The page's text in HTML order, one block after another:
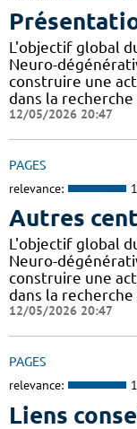
L'objectif global
Neuro-
construire une
dans la
12/05/2026 20:47
PAGES
relevance:
Autres
L'objectif global
Neuro-
construire une
dans la
12/05/2026 20:47
PAGES
relevance:
Liens